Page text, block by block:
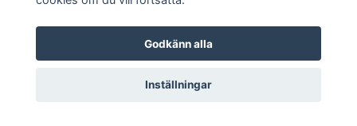
Godkänn alla
Inställningar